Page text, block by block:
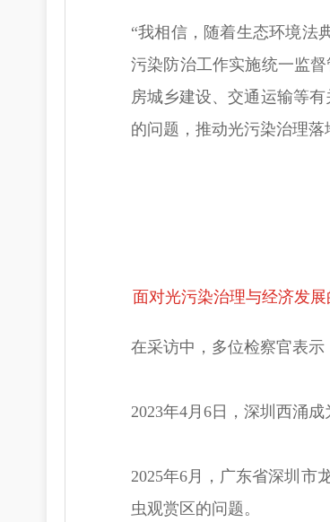
“我相信，随着生态环境法
污染防治工作实施统一监
房城乡建设、交通运输等
的问题，推动光污染治理落
面对光污染治理与经济发
在采访中，多位检察官表示
2023年4月6日，深圳西涌
2025年6月，广东省深圳市
虫观赏区的问题。